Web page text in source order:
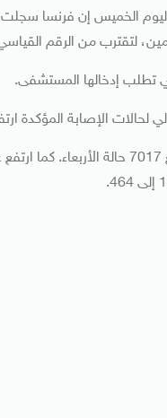
الخميس إن فرنسا
من الرقم القياسي الذي
تطلب إدخالها المستشفى.
الإصابة المؤكدة ارتفع بواقع 7157
وكانت قد سجلت زيادة بواقع